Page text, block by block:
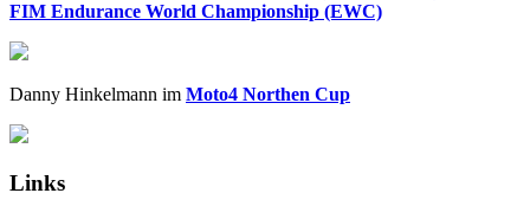
FIM Endurance World Championship (EWC)
Danny Hinkelmann im Moto4 Northen Cup
Links